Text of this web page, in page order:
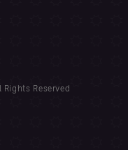
Reserved